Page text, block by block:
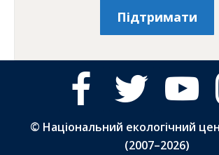
Підтримати
facebook twitter youtube
© Національний екологічний
(2007–2026)